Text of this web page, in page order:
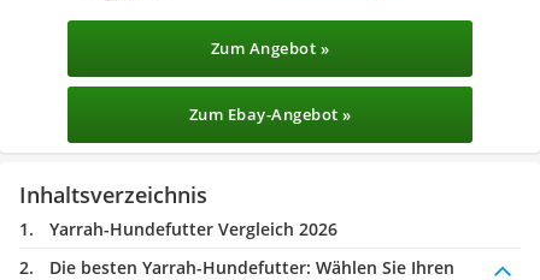
Zum Angebot »
Zum Ebay-Angebot »
Inhaltsverzeichnis
Yarrah-Hundefutter Vergleich 2026
Die besten Yarrah-Hundefutter: Wählen Sie Ihren